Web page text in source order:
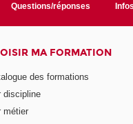
Questions/réponses
MA FORMATION
des formations
discipline
métier